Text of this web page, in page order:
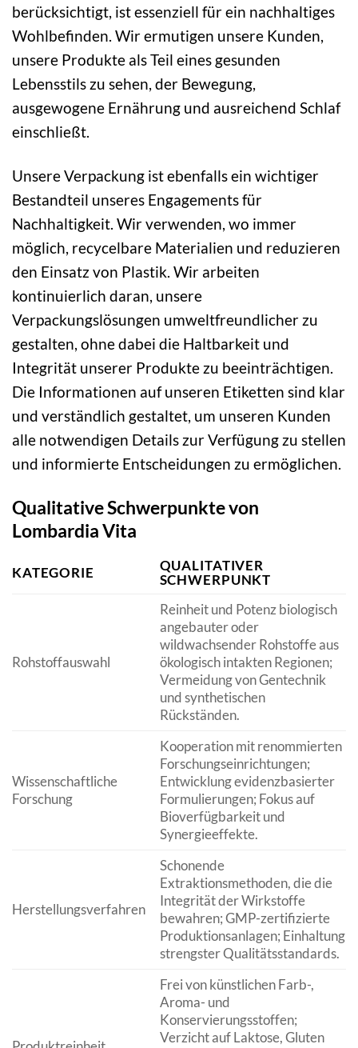
berücksichtigt, ist essenziell für ein nachhaltiges
Wohlbefinden. Wir ermutigen unsere Kunden,
unsere Produkte als Teil eines gesunden
Lebensstils zu sehen, der Bewegung,
ausgewogene Ernährung und ausreichend Schlaf
einschließt.
Unsere Verpackung ist ebenfalls ein wichtiger
Bestandteil unseres Engagements für
Nachhaltigkeit. Wir verwenden, wo immer
möglich, recycelbare Materialien und reduzieren
den Einsatz von Plastik. Wir arbeiten
kontinuierlich daran, unsere
Verpackungslösungen umweltfreundlicher zu
gestalten, ohne dabei die Haltbarkeit und
Integrität unserer Produkte zu beeinträchtigen.
Die Informationen auf unseren Etiketten sind klar
und verständlich gestaltet, um unseren Kunden
alle notwendigen Details zur Verfügung zu stellen
und informierte Entscheidungen zu ermöglichen.
Qualitative Schwerpunkte von
Lombardia Vita
KATEGORIE
QUALITATIVER
SCHWERPUNKT
Rohstoffauswahl
Reinheit und Potenz biologisch
angebauter oder
wildwachsender Rohstoffe aus
ökologisch intakten Regionen;
Vermeidung von Gentechnik
und synthetischen
Rückständen.
Wissenschaftliche
Forschung
Kooperation mit renommierten
Forschungseinrichtungen;
Entwicklung evidenzbasierter
Formulierungen; Fokus auf
Bioverfügbarkeit und
Synergieeffekte.
Herstellungsverfahren
Schonende
Extraktionsmethoden, die die
Integrität der Wirkstoffe
bewahren; GMP-zertifizierte
Produktionsanlagen; Einhaltung
strengster Qualitätsstandards.
Frei von künstlichen Farb-,
Aroma- und
Konservierungsstoffen;
Verzicht auf Laktose, Gluten